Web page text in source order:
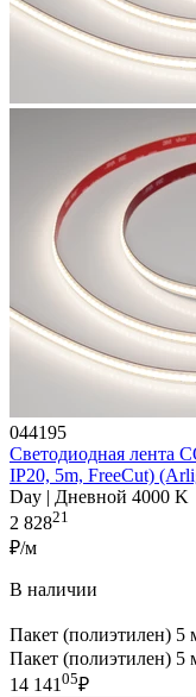
044195
Светодиодная лента
IP20, 5m, FreeCut)
Day | Дневной 4000 K
2 82821
₽/м
В наличии
Пакет (полиэтилен)
Пакет (полиэтилен) 5
14 141 05₽